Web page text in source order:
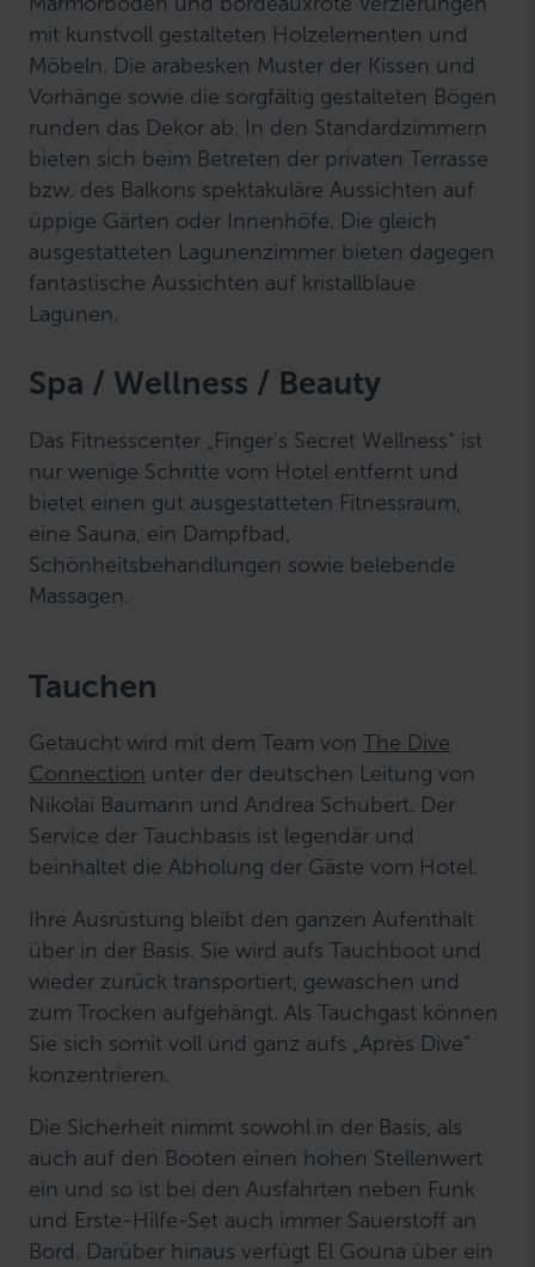
mit kunstvoll gestalteten Holzelementen und
Möbeln. Die arabesken Muster der Kissen und
Vorhänge sowie die sorgfältig gestalteten Bögen
runden das Dekor ab. In den Standardzimmern
bieten sich beim Betreten der privaten Terrasse
bzw. des Balkons spektakuläre Aussichten auf
üppige Gärten oder Innenhöfe. Die gleich
ausgestatteten Lagunenzimmer bieten dagegen
fantastische Aussichten auf kristallblaue
Lagunen.
Spa / Wellness / Beauty
Das Fitnesscenter „Finger's Secret Wellness“ ist
nur wenige Schritte vom Hotel entfernt und
bietet einen gut ausgestatteten Fitnessraum,
eine Sauna, ein Dampfbad,
Schönheitsbehandlungen sowie belebende
Massagen.
Tauchen
Getaucht wird mit dem Team vonThe Dive
Connection unter der deutschen Leitung von
Nikolai Baumann und Andrea Schubert. Der
Service der Tauchbasis ist legendär und
beinhaltet die Abholung der Gäste vom Hotel.
Ihre Ausrüstung bleibt den ganzen Aufenthalt
über in der Basis. Sie wird aufs Tauchboot und
wieder zurück transportiert, gewaschen und
zum Trocken aufgehängt. Als Tauchgast können
Sie sich somit voll und ganz aufs „Après Dive“
konzentrieren.
Die Sicherheit nimmt sowohl in der Basis, als
auch auf den Booten einen hohen Stellenwert
ein und so ist bei den Ausfahrten neben Funk
und Erste-Hilfe-Set auch immer Sauerstoff an
Bord. Darüber hinaus verfügt El Gouna über ein